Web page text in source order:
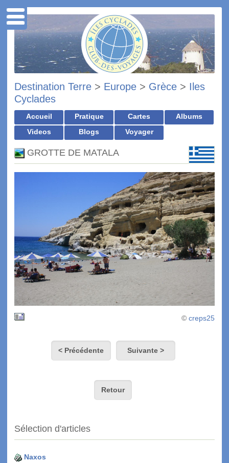
Destination Terre > Europe > Grèce > Iles
Cyclades
Accueil Pratique Cartes
Albums
Videos
Blogs Voyager
GROTTE DE MATALA
© creps25
< Précédente Suivante >
Retour
Sélection d'articles
Naxos